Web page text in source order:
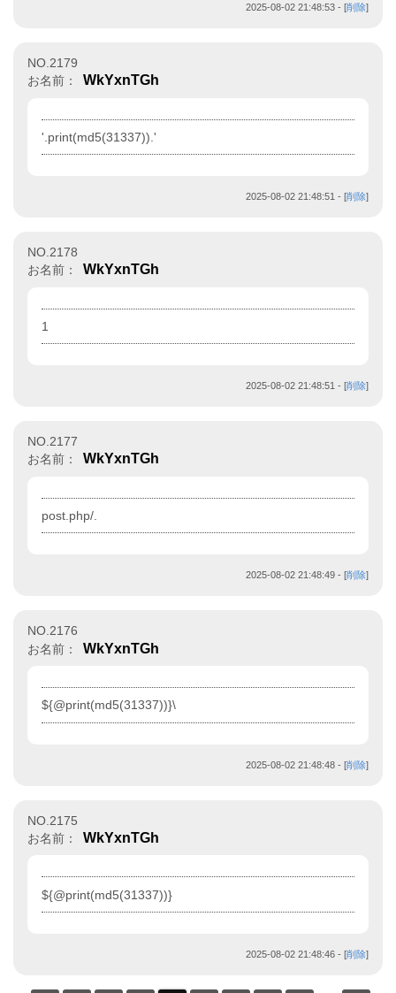
2025-08-02 21:48:53 - [削除]
NO.2179
お名前：
WkYxnTGh
'.print(md5(31337)).'
2025-08-02 21:48:51 - [削除]
NO.2178
お名前：
WkYxnTGh
1
2025-08-02 21:48:51 - [削除]
NO.2177
お名前：
WkYxnTGh
post.php/.
2025-08-02 21:48:49 - [削除]
NO.2176
お名前：
WkYxnTGh
${@print(md5(31337))}\
2025-08-02 21:48:48 - [削除]
NO.2175
お名前：
WkYxnTGh
${@print(md5(31337))}
2025-08-02 21:48:46 - [削除]